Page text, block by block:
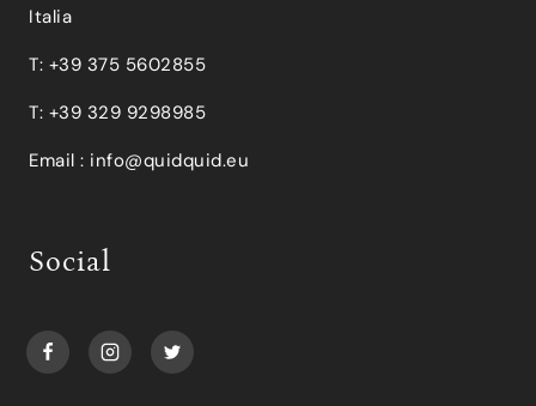
Italia
T: +39 375 5602855
T: +39 329 9298985
Email : info@quidquid.eu
Social